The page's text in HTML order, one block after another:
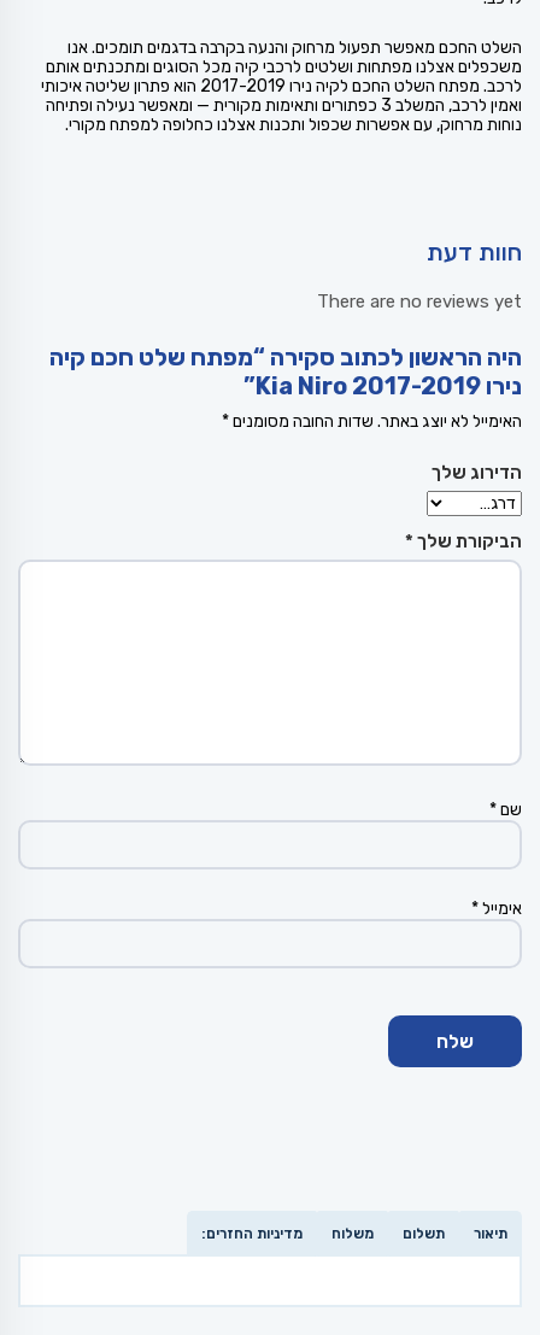
השלט החכם מאפשר תפעול מרחוק והנעה בקרבה בדגמים תומכים. אנו
משכפלים אצלנו מפתחות ושלטים לרכבי קיה מכל הסוגים ומתכנתים אותם
לרכב. מפתח השלט החכם לקיה נירו 2017-2019 הוא פתרון שליטה איכותי
ואמין לרכב, המשלב 3 כפתורים ותאימות מקורית — ומאפשר נעילה ופתיחה
נוחות מרחוק, עם אפשרות שכפול ותכנות אצלנו כחלופה למפתח מקורי.
חוות דעת
There are no reviews yet
היה הראשון לכתוב סקירה “מפתח שלט חכם קיה
נירו 2017-2019 Kia Niro”
האימייל לא יוצג באתר. שדות החובה מסומנים*
הדירוג שלך
הביקורת שלך *
שם*
אימייל*
תיאור תשלום משלוח מדיניות החזרים: